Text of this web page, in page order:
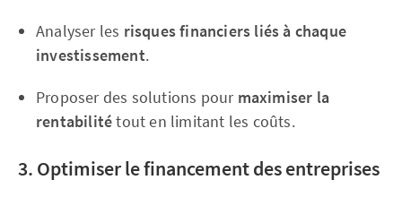
Analyser les risques financiers liés à chaque
investissement.
Proposer des solutions pour maximiser la
rentabilitétout en limitant les coûts.
3. Optimiser le financement des entreprises